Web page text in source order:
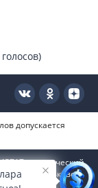
голосов)
допускается
юридический
округ Коньково,